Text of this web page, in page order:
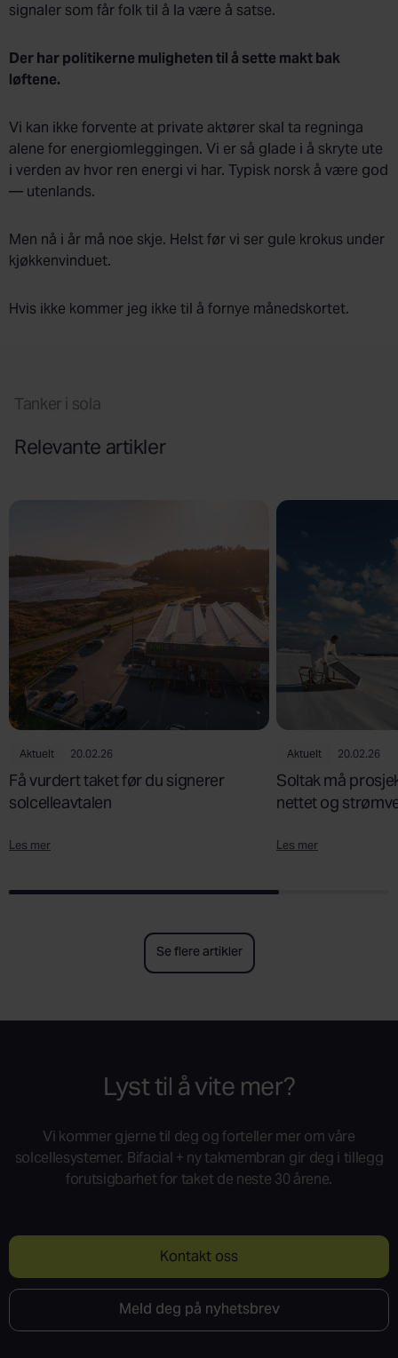
signaler som får folk til å la være å satse.
Der har politikerne muligheten til å sette makt bak
løftene.
Vi kan ikke forvente at private aktører skal ta regninga
alene for energiomleggingen. Vi er så glade i å skryte ute
i verden av hvor ren energi vi har. Typisk norsk å være god
— utenlands.
Men nå i år må noe skje. Helst før vi ser gule krokus under
kjøkkenvinduet.
Hvis ikke kommer jeg ikke til å fornye månedskortet.
Tanker i sola
Relevante artikler
Aktuelt 20.02.26
Få vurdert taket før du signerer
solcelleavtalen
Les mer
Aktuelt 20.02.26
Soltak må
nettet og
Les mer
Se flere artikler
Lyst til å vite mer?
Vi kommer gjerne til deg og forteller mer om våre
solcellesystemer. Bifacial + ny takmembran gir deg i tillegg
forutsigbarhet for taket de neste 30 årene.
Kontakt oss
Meld deg på nyhetsbrev